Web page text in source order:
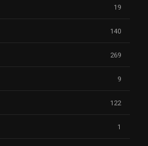
19
140
269
9
122
1